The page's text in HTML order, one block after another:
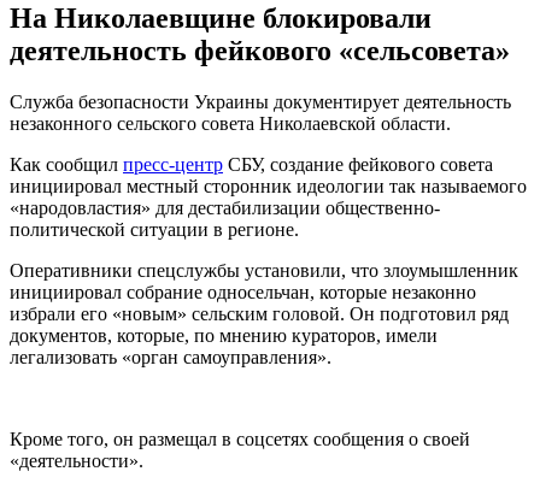
На Николаевщине блокировали
деятельность фейкового «сельсовета»
Служба безопасности Украины документирует деятельность
незаконного сельского совета Николаевской области.
Как сообщил пресс-центр СБУ, создание фейкового совета
инициировал местный сторонник идеологии так называемого
«народовластия» для дестабилизации общественно-
политической ситуации в регионе.
Оперативники спецслужбы установили, что злоумышленник
инициировал собрание односельчан, которые незаконно
избрали его «новым» сельским головой. Он подготовил ряд
документов, которые, по мнению кураторов, имели
легализовать «орган самоуправления».
Кроме того, он размещал в соцсетях сообщения о своей
«деятельности».